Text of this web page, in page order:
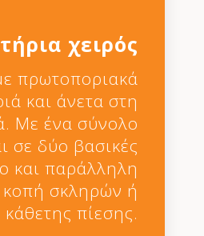
χειρός
πρωτοποριακά
και άνετα στη
Με ένα σύνολο
σε δύο βασικές
και παράλληλη
κοπή σκληρών ή
πίεσης.